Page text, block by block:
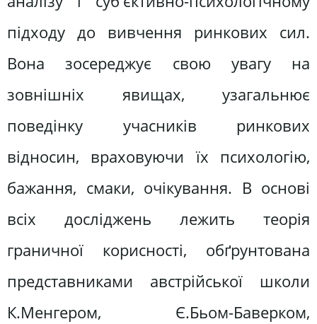
підходу до вивчення ринкових сил.
Вона зосереджує свою увагу на
зовнішніх явищах, узагальнює
поведінку учасників ринкових
відносин, враховуючи їх психологію,
бажання, смаки, очікування. В основі
всіх досліджень лежить теорія
граничної корисності, обґрунтована
представниками австрійської школи
К.Менгером, Є.Бьом-Баверком,